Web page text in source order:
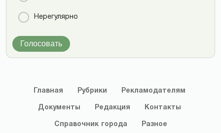
Нерегулярно
Голосовать
Главная Рубрики Рекламодателям
Документы Редакция Контакты
Справочник города Разное